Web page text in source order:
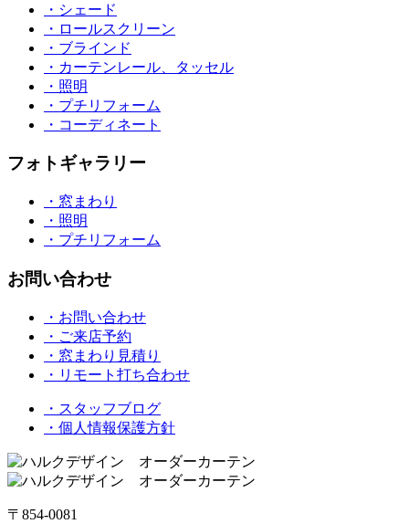
・シェード
・ロールスクリーン
・ブラインド
・カーテンレール、タッセル
・照明
・プチリフォーム
・コーディネート
フォトギャラリー
・窓まわり
・照明
・プチリフォーム
お問い合わせ
・お問い合わせ
・ご来店予約
・窓まわり見積り
・リモート打ち合わせ
・スタッフブログ
・個人情報保護方針
〒854-0081